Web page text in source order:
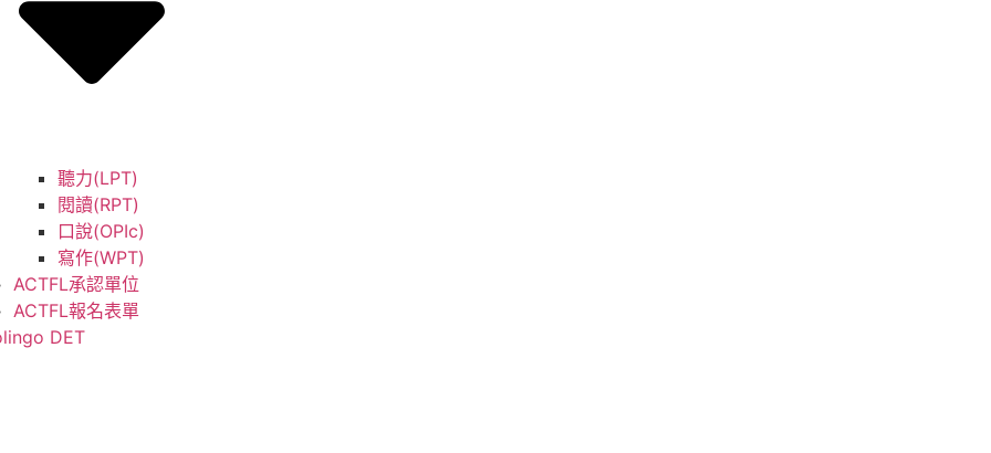
聽力(LPT)
閱讀(RPT)
口說(OPIc)
寫作(WPT)
ACTFL承認單位
ACTFL報名表單
DET